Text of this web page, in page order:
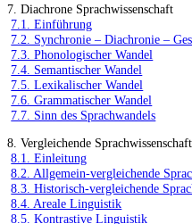
7. Diachrone Sprachwissenschaft
7.1. Einführung
7.2. Synchronie – Diachronie –
7.3. Phonologischer Wandel
7.4. Semantischer Wandel
7.5. Lexikalischer Wandel
7.6. Grammatischer Wandel
7.7. Sinn des Sprachwandels
8. Vergleichende Sprachwissenschaft
8.1. Einleitung
8.2. Allgemein-vergleichende
8.3. Historisch-vergleichende
8.4. Areale Linguistik
8.5. Kontrastive Linguistik